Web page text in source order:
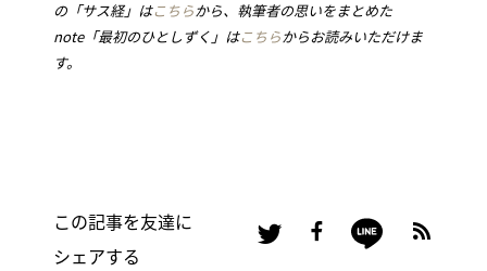
の「サス経」はこちらから、執筆者の思いをまとめた
note「最初のひとしずく」はこちらからお読みいただけま
す。
この記事を友達に
シェアする